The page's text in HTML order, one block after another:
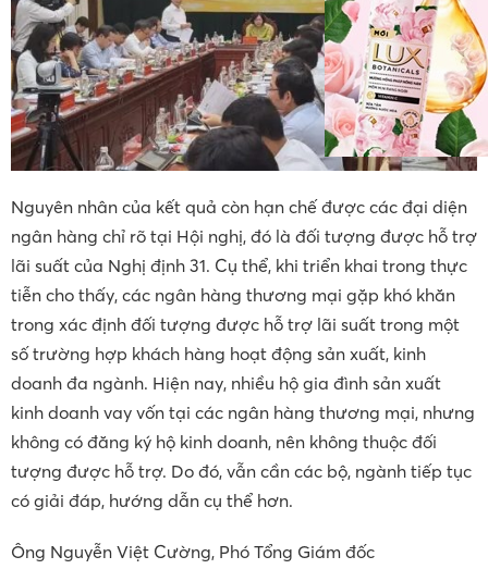
Nguyên nhân của kết quả còn hạn chế được các đại diện
ngân hàng chỉ rõ tại Hội nghị, đó là đối tượng được hỗ trợ
lãi suất của Nghị định 31. Cụ thể, khi triển khai trong thực
tiễn cho thấy, các ngân hàng thương mại gặp khó khăn
trong xác định đối tượng được hỗ trợ lãi suất trong một
số trường hợp khách hàng hoạt động sản xuất, kinh
doanh đa ngành. Hiện nay, nhiều hộ gia đình sản xuất
kinh doanh vay vốn tại các ngân hàng thương mại, nhưng
không có đăng ký hộ kinh doanh, nên không thuộc đối
tượng được hỗ trợ. Do đó, vẫn cần các bộ, ngành tiếp tục
có giải đáp, hướng dẫn cụ thể hơn.
Ông Nguyễn Việt Cường, Phó Tổng Giám đốc